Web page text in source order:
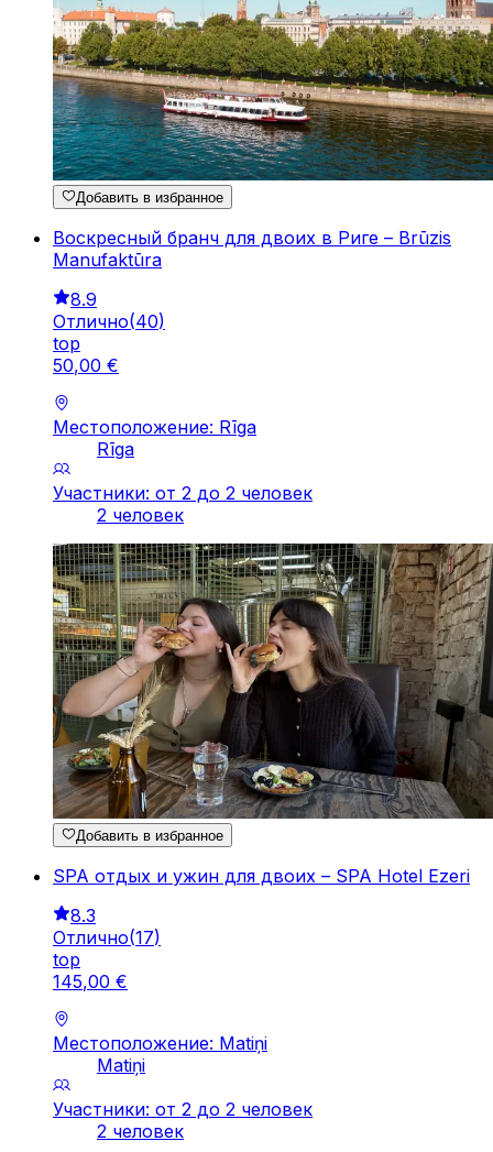
Добавить в избранное
Воскресный бранч для двоих в Риге – Brūzis
Manufaktūra
8.9
Отлично(40)
top
50,00 €
Местоположение: Rīga
Rīga
Участники: от 2 до 2 человек
2 человек
Добавить в избранное
SPA отдых и ужин для двоих – SPA Hotel Ezeri
8.3
Отлично(17)
top
145,00 €
Местоположение: Matiņi
Matiņi
Участники: от 2 до 2 человек
2 человек